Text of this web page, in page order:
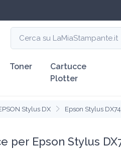
Toner
Cartucce
Plotter
Stylus DX Epson Stylus
per Epson Stylus